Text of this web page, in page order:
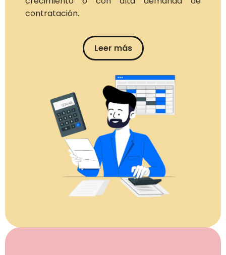
contratación.
Leer más